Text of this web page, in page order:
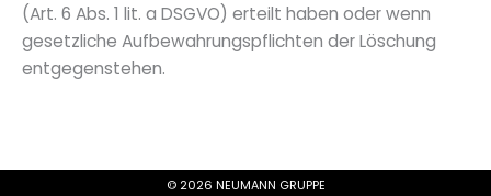
(Art. 6 Abs. 1 lit. a DSGVO) erteilt haben oder wenn
gesetzliche Aufbewahrungspflichten der Löschung
entgegenstehen.
© 2026 NEUMANN GRUPPE